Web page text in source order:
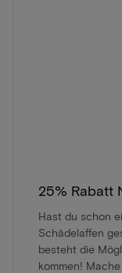
25% Rabatt
Hast du schon
Schädelaffen
besteht die
kommen!